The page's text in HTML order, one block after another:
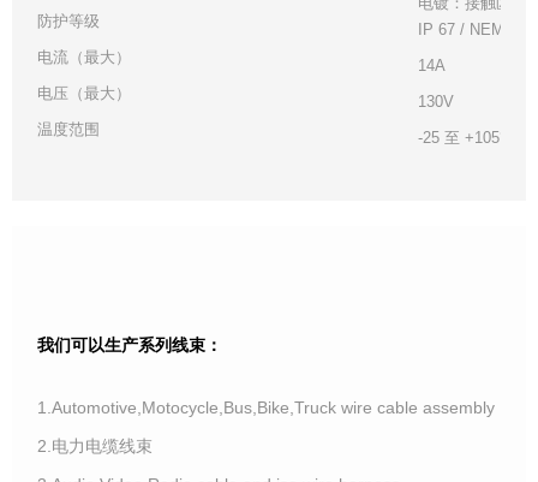
防护等级
IP 67 / NEMA 6P
电流（最大）
14A
电压（最大）
130V
温度范围
-25 至 +105°C
我们可以生产系列线束：
1.Automotive,Motocycle,Bus,Bike,Truck wire cable assembly
2.电力电缆线束